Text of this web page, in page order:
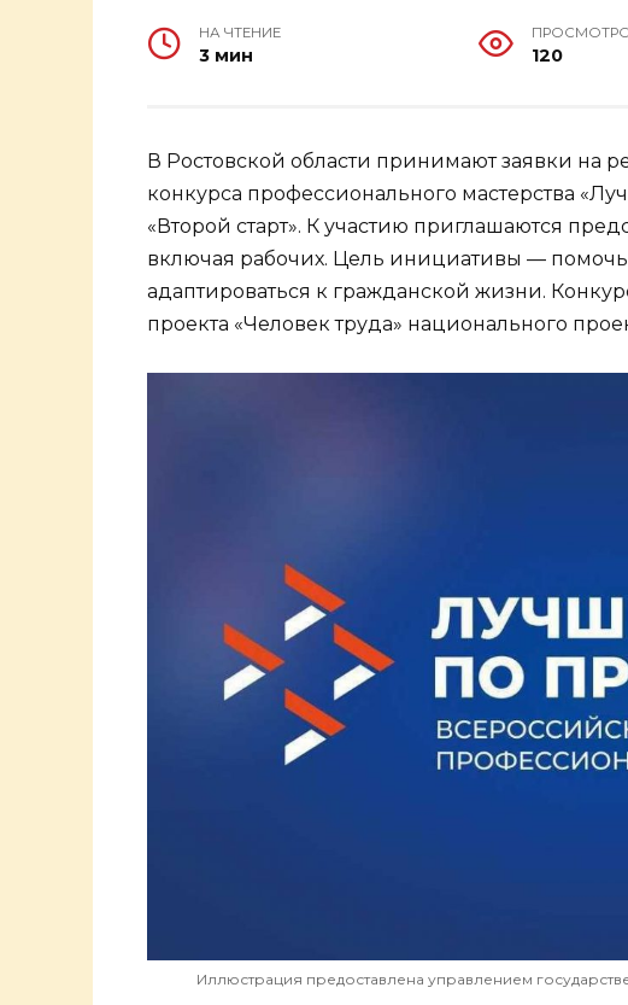
НА ЧТЕНИЕ
3 мин 120
В Ростовской области принимают заявки на
конкурса профессионального мастерства
«Второй старт». К участию приглашаются
включая рабочих. Цель инициативы —
адаптироваться к гражданской жизни.
проекта «Человек труда» национального
Иллюстрация предоставлена управлением